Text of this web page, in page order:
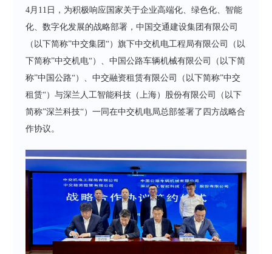
4月11日，为积极响应国家关于企业高端化、绿色化、智能
化、数字化发展的战略部署，中国交通建设集团有限公司
（以下简称”中交集团“）旗下中交机电工程局有限公司（以
下简称”中交机电“）、中国公路车辆机械有限公司（以下简
称”中国公路“）、中交融资租赁有限公司（以下简称”中交
租赁“）与深兰人工智能科技（上海）股份有限公司（以下
简称”深兰科技“）一同在中交机电局总部签署了四方战略合
作协议。